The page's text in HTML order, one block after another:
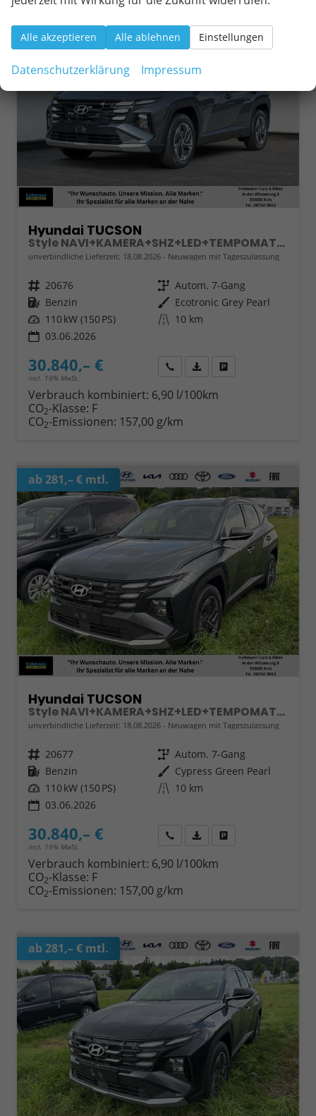
Hyundai TUCSON
Style NAVI+KAMERA+SHZ+LED+TEMPOMAT+17" ALU+PDC
unverbindliche Lieferzeit: 18.08.2026 Neuwagen mit Tageszulassung
Fahrzeugnr. 20676 Getriebe Autom. 7-Gang
Kraftstoff Benzin Außenfarbe Ecotronic Grey Pearl
Leistung 110 kW (150 PS) Kilometerstand 10 km
03.06.2026
30.840,– €
incl. 19% MwSt.
Wir rufen Sie anFahrzeugexposé (PDF)
Verbrauch kombiniert: 6,90 l/100km
CO2-Klasse: F
CO2-Emissionen: 157,00 g/km
ab 281,– € mtl.
Hyundai TUCSON
Style NAVI+KAMERA+SHZ+LED+TEMPOMAT+17" ALU+PDC
unverbindliche Lieferzeit: 18.08.2026 Neuwagen mit Tageszulassung
Fahrzeugnr. 20677 Getriebe Autom. 7-Gang
Kraftstoff Benzin Außenfarbe Cypress Green Pearl
Leistung 110 kW (150 PS) Kilometerstand 10 km
03.06.2026
30.840,– €
incl. 19% MwSt.
Wir rufen Sie anFahrzeugexposé (PDF)
Verbrauch kombiniert: 6,90 l/100km
CO2-Klasse: F
CO2-Emissionen: 157,00 g/km
ab 281,– € mtl.
Alle akzeptieren Alle ablehnen Einstellungen
Datenschutzerklärung Impressum